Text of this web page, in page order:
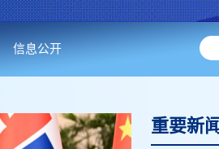
信息公开
重要新闻